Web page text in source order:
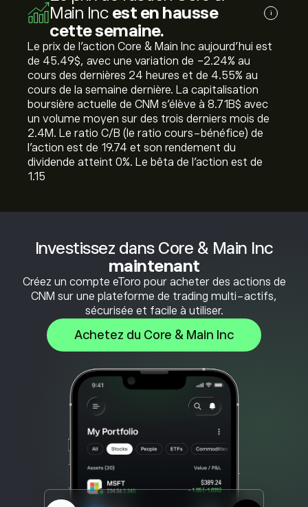
Investissez dans Core & Main Inc
maintenant
Créez un compte eToro pour acheter des actions de
CNM sur une plateforme de trading multi-actifs,
sécurisée et facile à utiliser.
Achetez du Core & Main Inc
Main Inc est en hausse
cette semaine.
i
Le prix de l'action Core & Main Inc aujourd'hui est
de 45.49‎$‎, avec une variation de ‎-2.24‎% au
cours des dernières 24 heures et de ‎4.55‎% au
cours de la semaine dernière. La capitalisation
boursière actuelle de CNM s'élève à 8.71B‎$‎ avec
un volume moyen sur des trois derniers mois de
2.4M. Le ratio C/B (le ratio cours-bénéfice) de
l'action est de 19.74 et son rendement du
dividende atteint 0%. Le bêta de l'action est de
1.15